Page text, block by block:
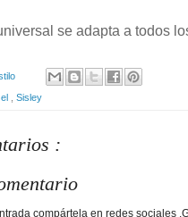
se adapta a todos
Sisley
:
compártela en redes sociales